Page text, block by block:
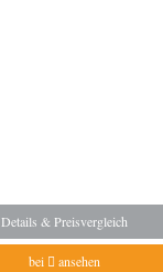
Details & Preisvergleich
bei ansehen